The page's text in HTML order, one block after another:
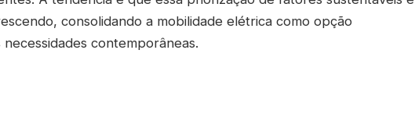
consolidando a mobilidade elétrica como opção
contemporâneas.